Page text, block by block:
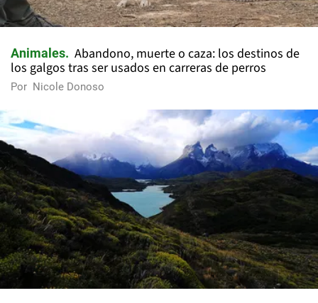
Animales
Abandono, muerte o caza: los destinos de
los galgos tras ser usados en carreras de perros
Por Nicole Donoso